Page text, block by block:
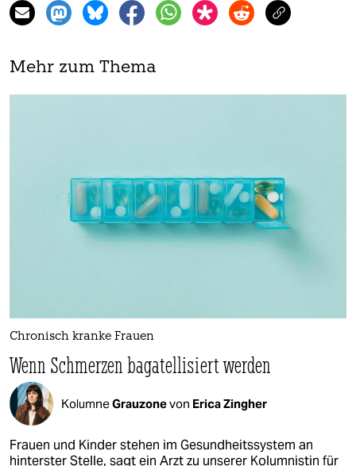
Mehr zum Thema
Chronisch kranke Frauen
Wenn Schmerzen bagatellisiert werden
KolumneGrauzonevon Erica Zingher
Frauen und Kinder stehen im Gesundheitssystem an
hinterster Stelle, sagt ein Arzt zu unserer Kolumnistin für